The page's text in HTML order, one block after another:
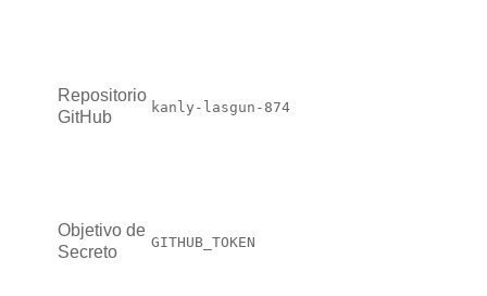
Repositorio
GitHub
kanly-lasgun-874
Objetivo de
Secreto
GITHUB_TOKEN